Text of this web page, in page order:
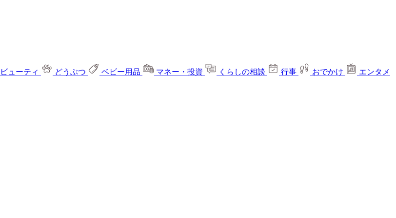
ビューティ どうぶつ ベビー用品 マネー・投資 くらしの相談 行事 おでかけ
エンタメ